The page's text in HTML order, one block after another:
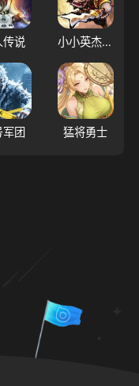
传说 小小英杰：合战天下
团 猛将勇士